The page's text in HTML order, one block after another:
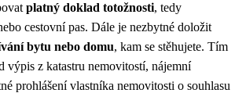
platný doklad totožnosti, tedy
cestovní pas. Dále je nezbytné doložit
bytu nebo domu, kam se stěhujete. Tím
výpis z katastru nemovitostí, nájemní
prohlášení vlastníka nemovitosti o souhlasu